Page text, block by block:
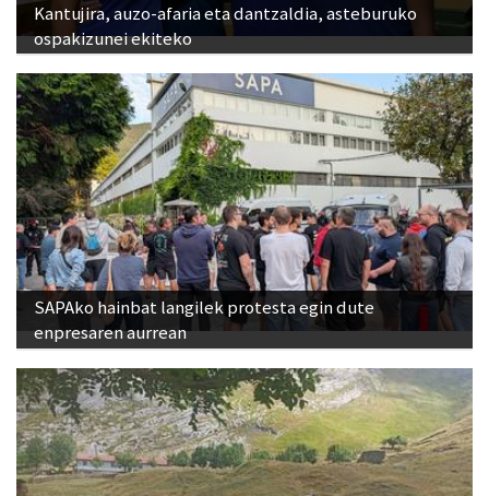
Kantujira, auzo-afaria eta dantzaldia, asteburuko
ospakizunei ekiteko
SAPAko hainbat langilek protesta egin dute
enpresaren aurrean